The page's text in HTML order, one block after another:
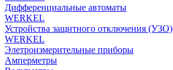
Дифференциальные автоматы
WERKEL
Устройства защитного отключения (УЗО)
WERKEL
Элетроизмерительные приборы
Амперметры